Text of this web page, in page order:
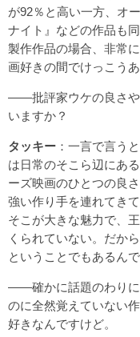
が92％と高い一方、オ
ナイト』などの作品も
製作作品の場合、非常
画好きの間でけっこうあ
――批評家ウケの良さや
いますか？
タッキー ：一言で言う
は日常のそこら辺にあ
ーズ映画のひとつの良
強い作り手を連れてき
そこが大きな魅力で、
くられていない。だか
ということでもあるんで
――確かに話題のわりに
のに全然覚えていない
好きなんですけど。